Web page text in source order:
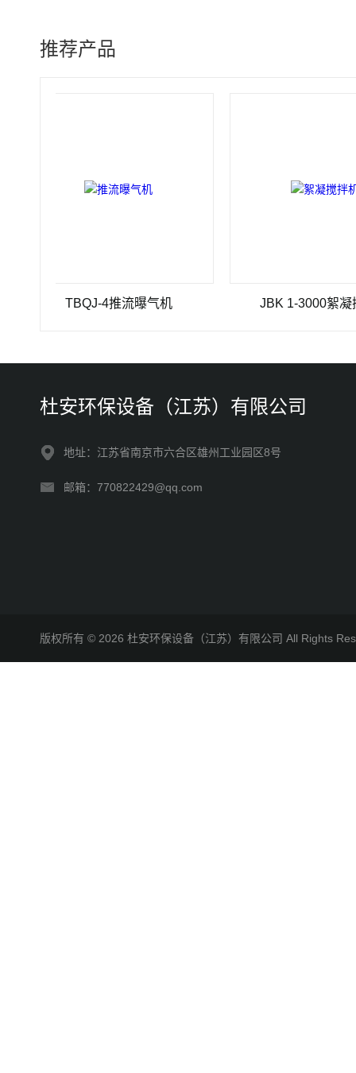
推荐产品
TBQJ-4推流曝气机 JBK 1-3000絮凝搅拌机
杜安环保设备（江苏）有限公司
地址：江苏省南京市六合区雄州工业园区8号
邮箱：770822429@qq.com
版权所有 © 2026 杜安环保设备（江苏）有限公司 All Rights